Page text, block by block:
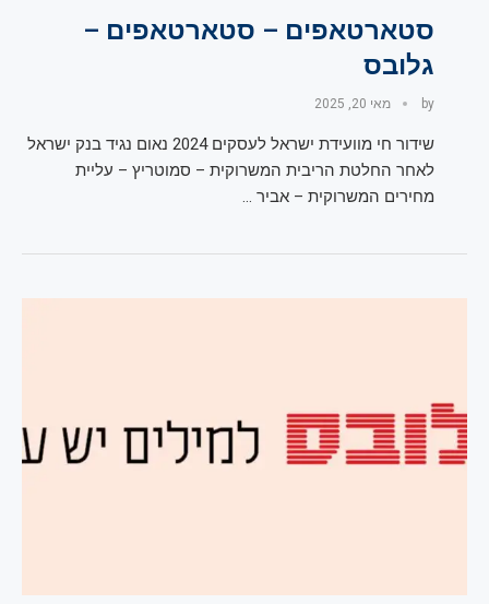
סטארטאפים – סטארטאפים –
גלובס
by מאי 20, 2025
שידור חי מוועידת ישראל לעסקים 2024 נאום נגיד בנק ישראל
לאחר החלטת הריבית המשרוקית – סמוטריץ – עליית
מחירים המשרוקית – אביר …